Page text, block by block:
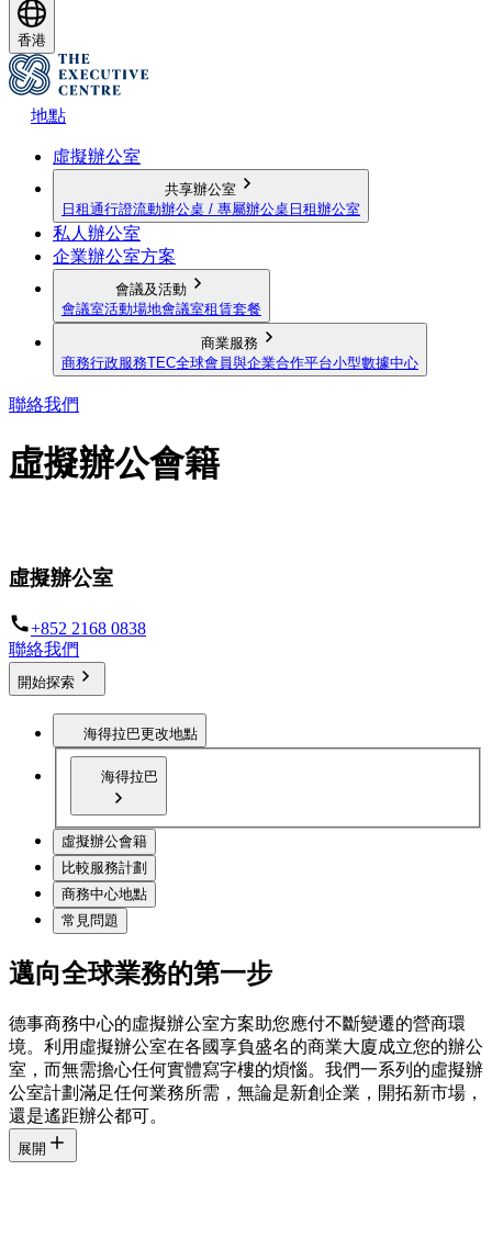
香港
地點
虛擬辦公室
共享辦公室
日租通行證流動辦公桌 / 專屬辦公桌 日租辦公室
私人辦公室
企業辦公室方案
會議及活動
會議室活動場地會議室租賃套餐
商業服務
商務行政服務TEC全球會員與企業合作平台小型數據中心
聯絡我們
虛擬辦公會籍
虛擬辦公室
+852 2168 0838
聯絡我們
開始探索
海得拉巴更改地點
海得拉巴
虛擬辦公會籍
比較服務計劃
商務中心地點
常見問題
邁向全球業務的第一步
德事商務中心的虛擬辦公室方案助您應付不斷變遷的營商環
境。利用虛擬辦公室在各國享負盛名的商業大廈成立您的辦公
室，而無需擔心任何實體寫字樓的煩惱。我們一系列的虛擬辦
公室計劃滿足任何業務所需，無論是新創企業，開拓新市場，
還是遙距辦公都可。
展開